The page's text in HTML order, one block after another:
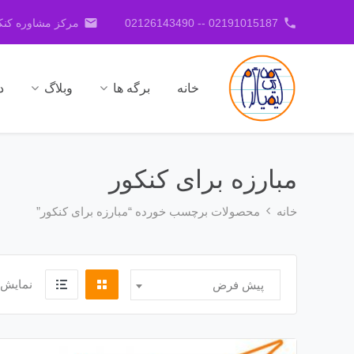
phone
02191015187 -- 02126143490
email مرکز مشاوره
خانه برگه ها وبلاگ
مبارزه برای کنکور
خانه محصولات برچسب خورده “مبارزه برای کنکور”
پیش فرض